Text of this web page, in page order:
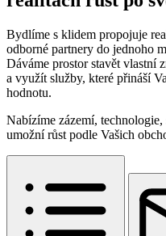
Bydlíme s klidem propojuje
odborné partnery do jednoho
Dáváme prostor stavět vlastní
a využít služby, které přináší
hodnotu.
Nabízíme zázemí,
umožní růst podle Vašich